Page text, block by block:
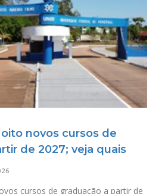
novos cursos de
de 2027; veja quais
cursos de graduação a partir de